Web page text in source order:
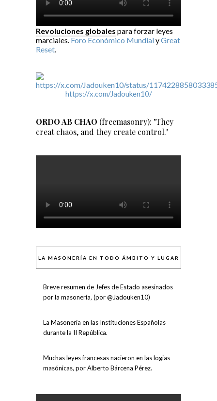
Revoluciones globales para forzar leyes
marciales. Foro Económico MundialyGreat
Reset.
https://x.com/Jadouken10/
ORDO AB CHAO (freemasonry): "They
creat chaos, and they create control."
LA MASONERÍA EN TODO ÁMBITO Y LUGAR
Breve resumen de Jefes de Estado asesinados
por la masonería, (por @Jadouken10)
La Masonería en las Instituciones Españolas
durante la II República.
Muchas leyes francesas nacieron en las logias
masónicas, por Alberto Bárcena Pérez.